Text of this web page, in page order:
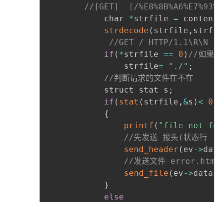
//[GET]  [/
	 		char
*strfile = content
strdecode ( strfile ,
//GET / HTTP/1.1\R\N
if ( *strfile == 0 ) //如果没
	 			strfile
= "./" ;
//判断请求的文件在不在
	 		struct stat s
;
if ( stat ( strfile , &s )< 0
{
printf ( "file not
//先发送 报头(状态行
send_header ( ev->
//发送文件 error.html
send_file ( ev->data
}
else